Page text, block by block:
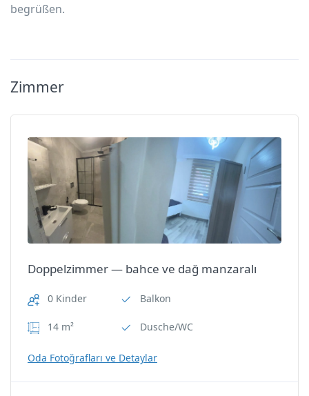
begrüßen.
Zimmer
Doppelzimmer — bahce ve dağ manzaralı
0 Kinder
14 m²
Balkon
Dusche/WC
Oda Fotoğrafları ve Detaylar